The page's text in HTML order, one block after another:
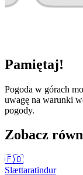
Pamiętaj!
Pogoda w górach
uwagę na warunki
pogody.
Zobacz
🇫🇴
Slættaratindur